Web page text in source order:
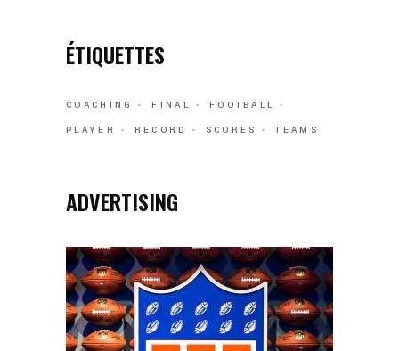
ÉTIQUETTES
COACHING FINAL
FOOTBALL
PLAYER
RECORD SCORES TEAMS
ADVERTISING